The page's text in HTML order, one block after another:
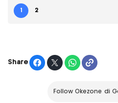
1 2
Share
Follow Okezone di